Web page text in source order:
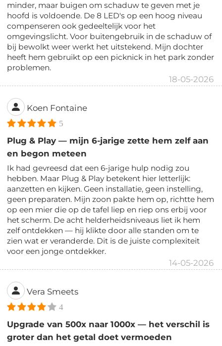
minder, maar buigen om schaduw te geven met je
hoofd is voldoende. De 8 LED's op een hoog niveau
compenseren ook gedeeltelijk voor het
omgevingslicht. Voor buitengebruik in de schaduw of
bij bewolkt weer werkt het uitstekend. Mijn dochter
heeft hem gebruikt op een picknick in het park zonder
problemen.
18-05-2026
Koen Fontaine
5
Plug & Play — mijn 6-jarige zette hem zelf aan
en begon meteen
Ik had gevreesd dat een 6-jarige hulp nodig zou
hebben. Maar Plug & Play betekent hier letterlijk:
aanzetten en kijken. Geen installatie, geen instelling,
geen preparaten. Mijn zoon pakte hem op, richtte hem
op een mier die op de tafel liep en riep ons erbij voor
het scherm. De acht helderheidsniveaus liet ik hem
zelf ontdekken — hij klikte door alle standen om te
zien wat er veranderde. Dit is de juiste complexiteit
voor een jonge ontdekker.
14-05-2026
Vera Smeets
4
Upgrade van 500x naar 1000x — het verschil is
groter dan het getal doet vermoeden